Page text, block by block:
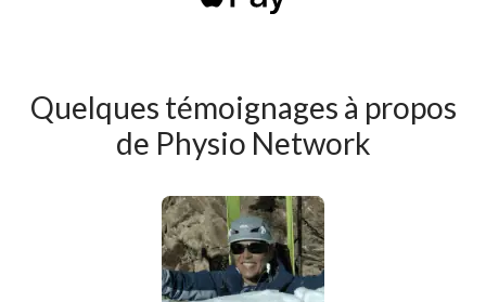
Quelques témoignages à propos
de Physio Network